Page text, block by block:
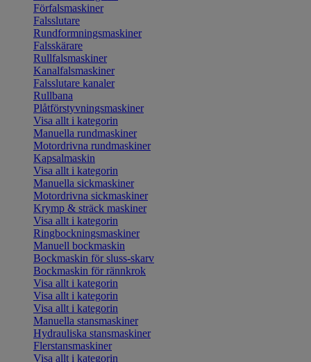
Förfalsmaskiner
Falsslutare
Rundformningsmaskiner
Falsskärare
Rullfalsmaskiner
Kanalfalsmaskiner
Falsslutare kanaler
Rullbana
Plåtförstyvningsmaskiner
Visa allt i kategorin
Manuella rundmaskiner
Motordrivna rundmaskiner
Kapsalmaskin
Visa allt i kategorin
Manuella sickmaskiner
Motordrivna sickmaskiner
Krymp & sträck maskiner
Visa allt i kategorin
Ringbockningsmaskiner
Manuell bockmaskin
Bockmaskin för sluss-skarv
Bockmaskin för rännkrok
Visa allt i kategorin
Visa allt i kategorin
Visa allt i kategorin
Manuella stansmaskiner
Hydrauliska stansmaskiner
Flerstansmaskiner
Visa allt i kategorin